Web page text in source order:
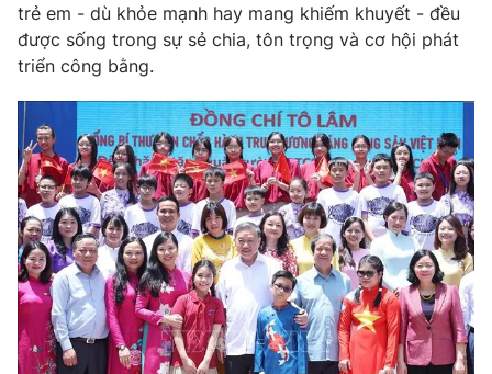
VTV9 VTV8
THỜI BÁO VTV
Theo dõi báo trên
Cơ quan chủ quản:Đài Truyền hình Việt Nam
trẻ em - dù khỏe mạnh hay mang khiếm khuyết - đều
được sống trong sự sẻ chia, tôn trọng và cơ hội phát
triển công bằng.